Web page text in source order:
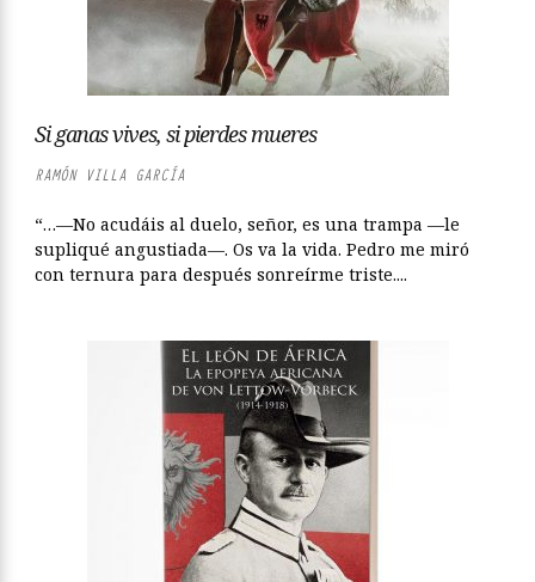
Si ganas vives, si pierdes mueres
RAMÓN VILLA GARCÍA
“…—No acudáis al duelo, señor, es una trampa —le
supliqué angustiada—. Os va la vida. Pedro me miró
con ternura para después sonreírme triste....